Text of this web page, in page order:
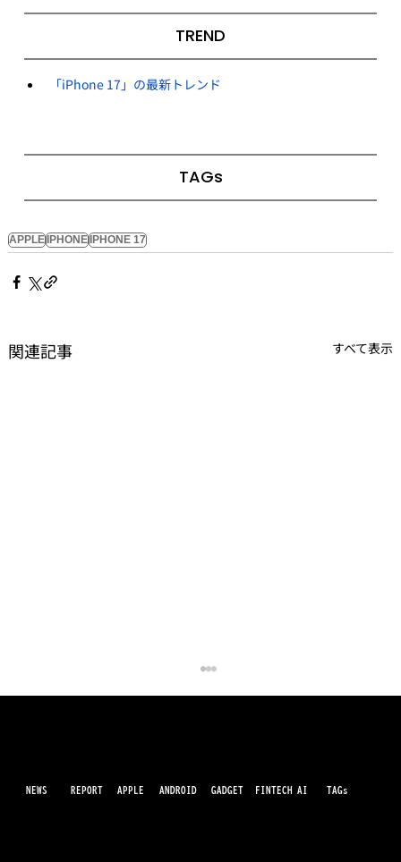
TREND
「iPhone 17」の最新トレンド
TAGs
APPLEIPHONEIPHONE 17
関連記事 すべて表示
NEWS REPORT APPLE ANDROID GADGET FINTECH AI TAGs